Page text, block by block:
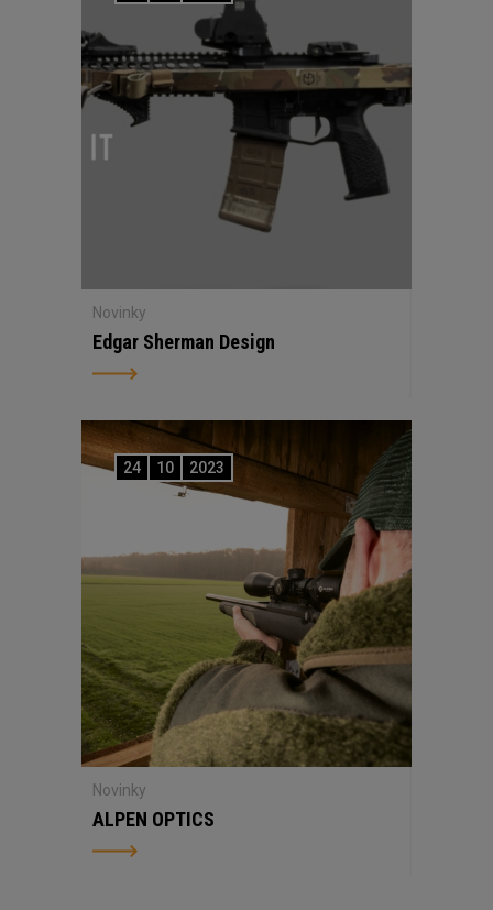
Novinky
Edgar Sherman Design
24 10 2023
Novinky
ALPEN OPTICS